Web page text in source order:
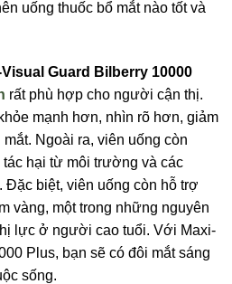
Guard Bilberry 10000
rất phù hợp cho người cận thị.
mạnh hơn, nhìn rõ hơn, giảm
Ngoài ra, viên uống còn
hại từ môi trường và các
Đặc biệt, viên uống còn hỗ trợ
vàng, một trong những nguyên
lực ở người cao tuổi. Với Maxi-
Plus, bạn sẽ có đôi mắt sáng
sống.